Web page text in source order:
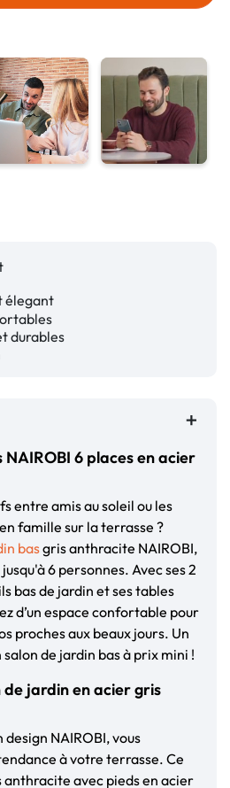
élegant
durables
6 places en acier
entre amis au soleil ou les
famille sur la terrasse ?
basgris anthracite NAIROBI,
6 personnes. Avec ses 2
bas de jardin et ses tables
d’un espace confortable pour
proches aux beaux jours. Un
de jardin bas à prix mini !
jardin en acier gris
NAIROBI, vous
à votre terrasse. Ce
avec pieds en acier